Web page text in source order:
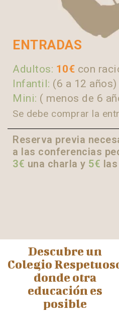
ENTRADAS
Adultos: 10€ con
Infantil: (6 a 12 años)
Mini: ( menos de 6
Se debe comprar la
Reserva previa
a las conferencias
3€ una charla y 5€
Descubre un
Colegio
donde otra
educación es
posible